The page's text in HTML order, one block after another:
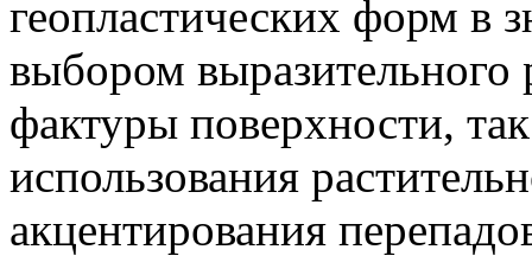
геопластических форм в
выбором
фактуры поверхности,
использования
акцентирования